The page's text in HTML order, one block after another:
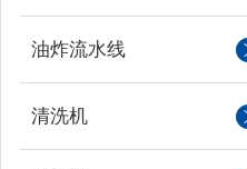
油炸流水线
清洗机